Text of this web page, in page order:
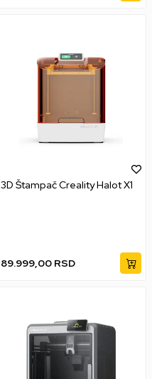
3D Štampač Creality Halot X1
89.999,00 RSD